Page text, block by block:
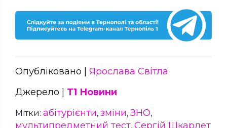
Опубліковано | Ярослава Світла
Джерело | Т1 Новини
Мітки: абітурієнти, зміни, ЗНО,
мультипредметний тест, Сергій Шкарлет